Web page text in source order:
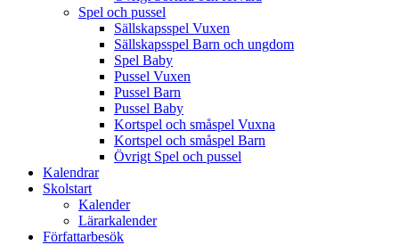
Spel och pussel
Sällskapsspel Vuxen
Sällskapsspel Barn och ungdom
Spel Baby
Pussel Vuxen
Pussel Barn
Pussel Baby
Kortspel och småspel Vuxna
Kortspel och småspel Barn
Övrigt Spel och pussel
Kalendrar
Skolstart
Kalender
Lärarkalender
Författarbesök